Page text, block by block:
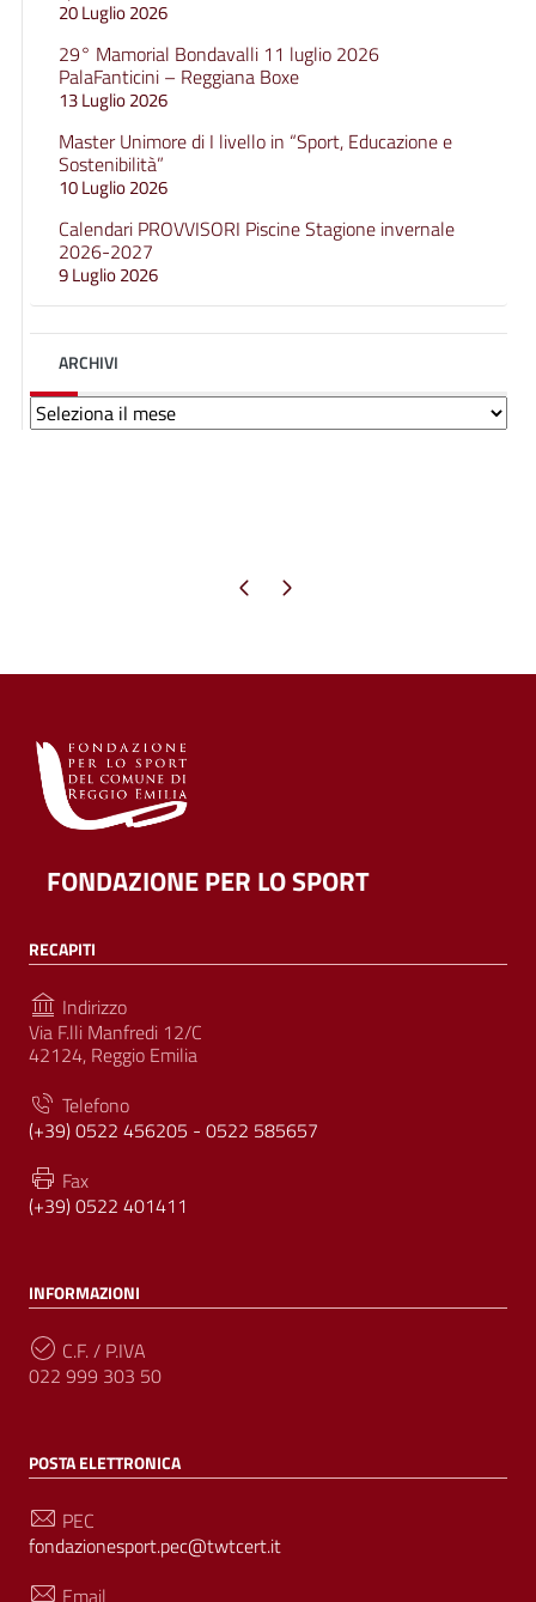
20 Luglio 2026
29° Mamorial Bondavalli 11 luglio 2026
PalaFanticini – Reggiana Boxe
13 Luglio 2026
Master Unimore di I livello in “Sport, Educazione e
Sostenibilità”
10 Luglio 2026
Calendari PROVVISORI Piscine Stagione invernale
2026-2027
9 Luglio 2026
ARCHIVI
Archivi
Pagina precedente
Pagina successiva
FONDAZIONE PER LO SPORT
RECAPITI
Indirizzo
Via F.lli Manfredi 12/C
42124, Reggio Emilia
Telefono
(+39) 0522 456205 - 0522 585657
Fax
(+39) 0522 401411
INFORMAZIONI
C.F. / P.IVA
022 999 303 50
POSTA ELETTRONICA
PEC
fondazionesport.pec@twtcert.it
Email